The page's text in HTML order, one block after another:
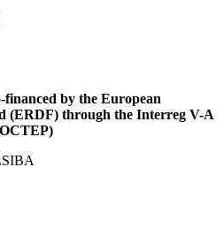
by the European
(ERDF) through the Interreg V-A